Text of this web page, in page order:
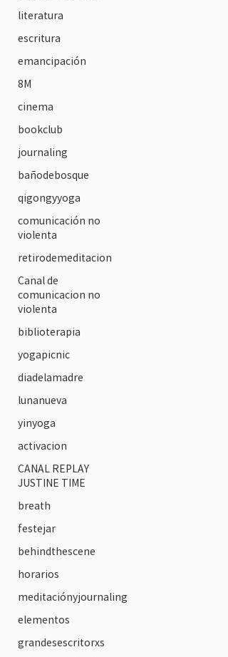
literatura
escritura
emancipación
8M
cinema
bookclub
journaling
bañodebosque
qigongyyoga
comunicación no
violenta
retirodemeditacion
Canal de
comunicacion no
violenta
biblioterapia
yogapicnic
diadelamadre
lunanueva
yinyoga
activacion
CANAL REPLAY
JUSTINE TIME
breath
festejar
behindthescene
horarios
meditaciónyjournaling
elementos
grandesescritorxs